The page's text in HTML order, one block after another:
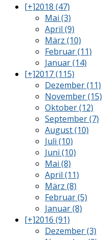
[+]2018 (47)
Mai (3)
April (9)
März (10)
Februar (11)
Januar (14)
[+]2017 (115)
Dezember (11)
November (15)
Oktober (12)
September (7)
August (10)
Juli (10)
Juni (10)
Mai (8)
April (11)
März (8)
Februar (5)
Januar (8)
[+]2016 (91)
Dezember (3)